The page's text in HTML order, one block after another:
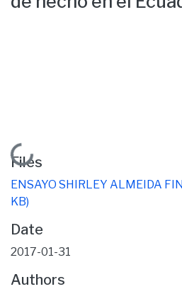
Loading...
Files
ENSAYO SHIRLEY ALMEIDA
KB)
Date
2017-01-31
Authors